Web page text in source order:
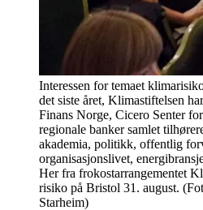
Interessen for temaet
det siste året, Klimastiftelsen
Finans Norge, Cicero Senter
regionale banker samlet
akademia, politikk, offentlig
organisasjonslivet,
Her fra frokostarrangementet
risiko på Bristol 31. august.
Starheim)